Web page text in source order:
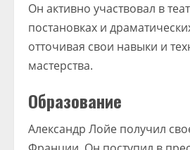
Он активно участвовал в
постановках и
отточивая свои навыки и
мастерства.
Образование
Александр Лойе получил